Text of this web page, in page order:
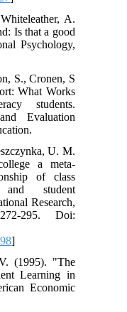
A.
Is that a good
Psychology,
S., Cronen, S
What Works
students.
Evaluation
U. M.
a meta-
of class
and student
Research,
295. Doi:
(1995). "The
Learning in
Economic